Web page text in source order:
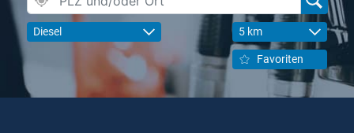
Diesel 5 km
Favoriten